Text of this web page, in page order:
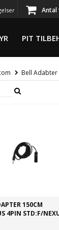
Antal
PIT
Bell
150CM
4PIN STD:F/